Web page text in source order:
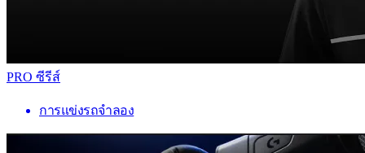
PRO ซีรีส์
การแข่งรถจำลอง